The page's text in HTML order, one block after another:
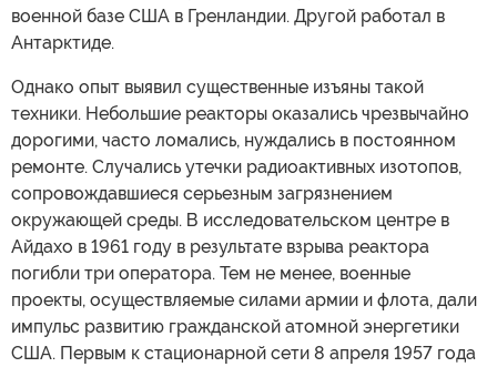
военной базе США в Гренландии. Другой работал в
Антарктиде.
Однако опыт выявил существенные изъяны такой
техники. Небольшие реакторы оказались чрезвычайно
дорогими, часто ломались, нуждались в постоянном
ремонте. Случались утечки радиоактивных изотопов,
сопровождавшиеся серьезным загрязнением
окружающей среды. В исследовательском центре в
Айдахо в 1961 году в результате взрыва реактора
погибли три оператора. Тем не менее, военные
проекты, осуществляемые силами армии и флота, дали
импульс развитию гражданской атомной энергетики
США. Первым к стационарной сети 8 апреля 1957 года